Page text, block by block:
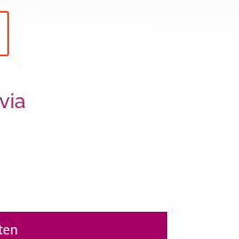
na uw 57e? Er zijn
nog steeds in beweging.
hypotheek als u 57 jaar of